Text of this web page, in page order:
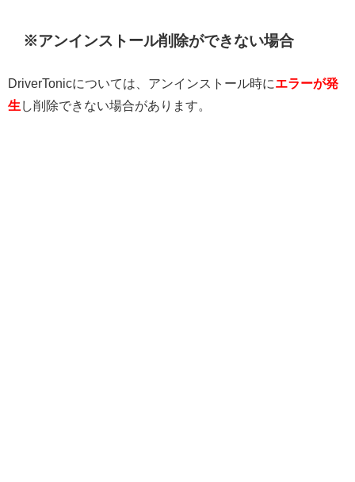
※アンインストール削除ができない場合
DriverTonicについては、アンインストール時にエラーが発
生 し削除できない場合があります。